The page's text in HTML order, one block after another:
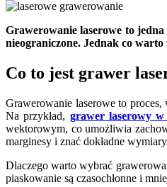
Grawerowanie laserowe to
nieograniczone. Jednak co
Co to jest grawer
Grawerowanie laserowe to
Na przykład, grawer laserowy
wektorowym, co umożliwia
marginesy i znać dokładne
Dlaczego warto wybrać
piaskowanie są czasochłonne i